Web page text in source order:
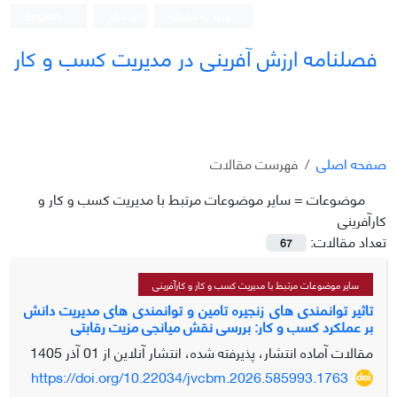
فصلنامه ارزش آفرینی در مدیریت کسب و کار
صفحه اصلی
فهرست مقالات
موضوعات =سایر موضوعات مرتبط با مدیریت کسب و کار و
کارآفرینی
تعداد مقالات:
67
سایر موضوعات مرتبط با مدیریت کسب و کار و کارآفرینی
تاثیر توانمندی های زنجیره تامین و توانمندی های مدیریت دانش
بر عملکرد کسب و کار: بررسی نقش میانجی مزیت رقابتی
مقالات آماده انتشار، پذیرفته شده، انتشار آنلاین از 01 آذر 1405
https://doi.org/10.22034/jvcbm.2026.585993.1763